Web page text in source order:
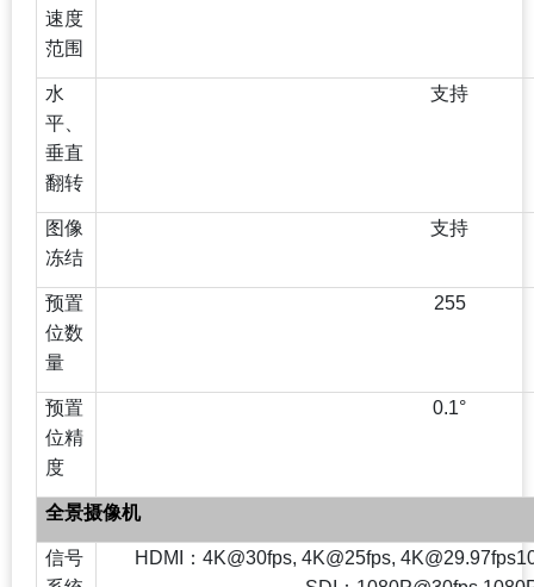
速度
范围
水
平、
垂直
翻转
支持
图像
冻结
支持
预置
位数
量
255
预置
位精
度
0.1°
全景摄像机
信号
HDMI
：4K@30fps, 4K@25fps,